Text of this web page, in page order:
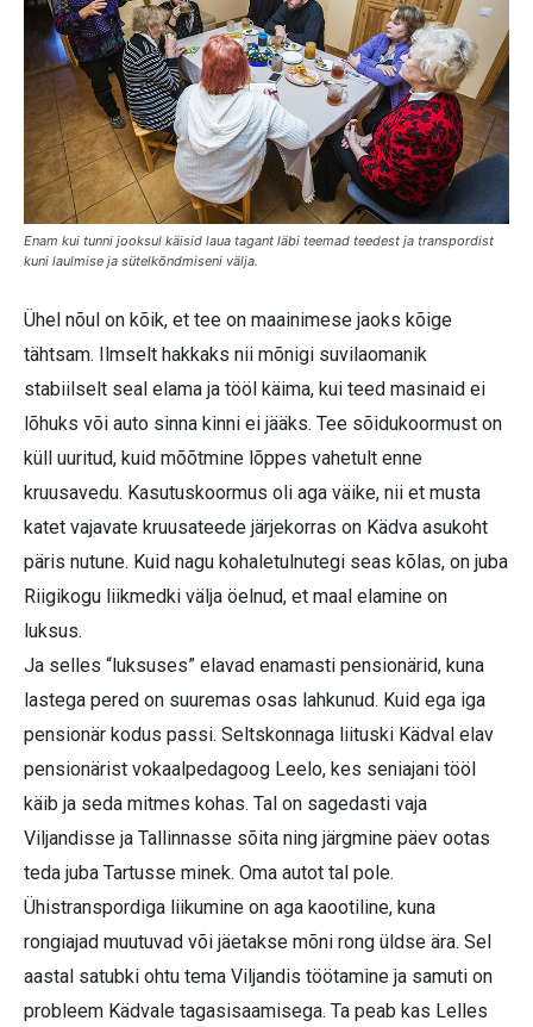
Enam kui tunni jooksul käisid laua tagant läbi teemad teedest ja transpordist
kuni laulmise ja sütelkõndmiseni välja.
Ühel nõul on kõik, et tee on maainimese jaoks kõige
tähtsam. Ilmselt hakkaks nii mõnigi suvilaomanik
stabiilselt seal elama ja tööl käima, kui teed masinaid ei
lõhuks või auto sinna kinni ei jääks. Tee sõidukoormust on
küll uuritud, kuid mõõtmine lõppes vahetult enne
kruusavedu. Kasutuskoormus oli aga väike, nii et musta
katet vajavate kruusateede järjekorras on Kädva asukoht
päris nutune. Kuid nagu kohaletulnutegi seas kõlas, on juba
Riigikogu liikmedki välja öelnud, et maal elamine on
luksus.
Ja selles “luksuses” elavad enamasti pensionärid, kuna
lastega pered on suuremas osas lahkunud. Kuid ega iga
pensionär kodus passi. Seltskonnaga liituski Kädval elav
pensionärist vokaalpedagoog Leelo, kes seniajani tööl
käib ja seda mitmes kohas. Tal on sagedasti vaja
Viljandisse ja Tallinnasse sõita ning järgmine päev ootas
teda juba Tartusse minek. Oma autot tal pole.
Ühistranspordiga liikumine on aga kaootiline, kuna
rongiajad muutuvad või jäetakse mõni rong üldse ära. Sel
aastal satubki ohtu tema Viljandis töötamine ja samuti on
probleem Kädvale tagasisaamisega. Ta peab kas Lelles